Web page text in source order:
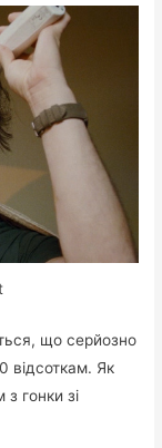
що серйозно
відсоткам. Як
гонки зі